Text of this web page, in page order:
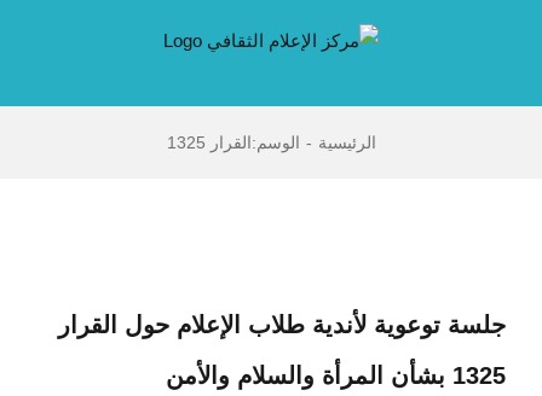
الرئيسية - الوسم:القرار 1325
جلسة توعوية لأندية طلاب الإعلام حول القرار
1325 بشأن المرأة والسلام والأمن